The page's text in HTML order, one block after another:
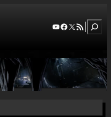
YouTube
Facebook
X RSS Feed